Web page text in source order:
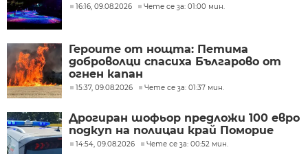
16:16, 09.08.2026 Чете се за: 01:00 мин.
Героите от нощта: Петима
доброволци спасиха Българово от
огнен капан
15:37, 09.08.2026 Чете се за: 01:37 мин.
Дрогиран шофьор предложи 100 евро
подкуп на полицаи край Поморие
14:54, 09.08.2026 Чете се за: 00:52 мин.